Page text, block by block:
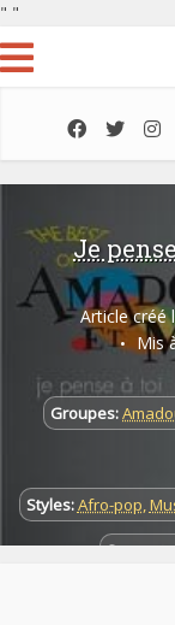
" "
Je
Article créé
Mis
Groupes:
Styles:Afro-pop,
Support :